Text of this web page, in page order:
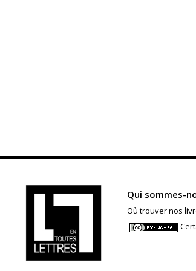
Qui sommes-
Où trouver nos